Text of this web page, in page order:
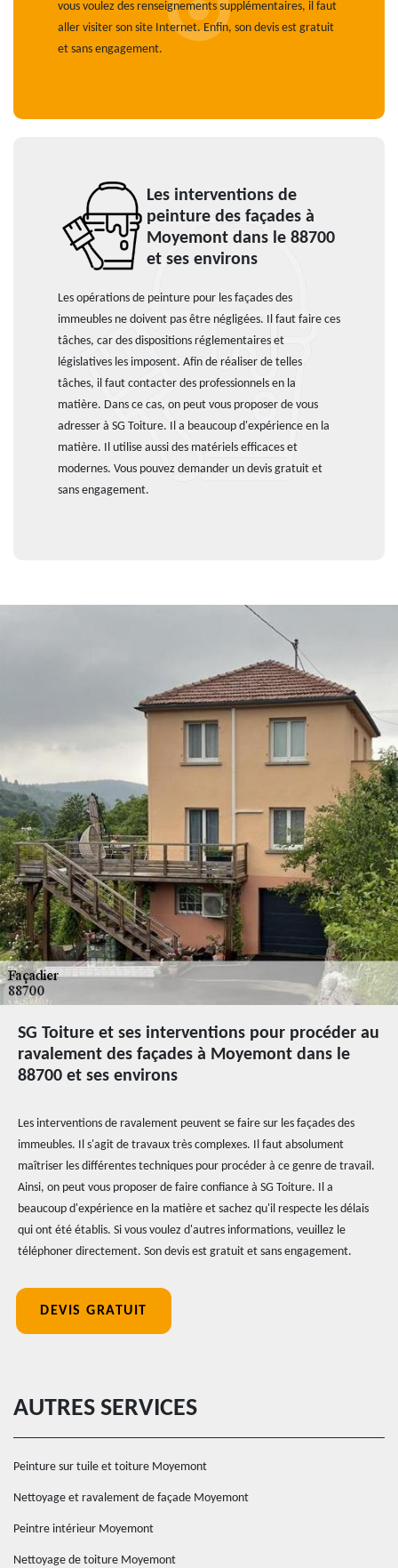
vous voulez des renseignements supplémentaires, il faut
aller visiter son site Internet. Enfin, son devis est gratuit
et sans engagement.
Les interventions de
peinture des façades à
Moyemont dans le 88700
et ses environs
Les opérations de peinture pour les façades des
immeubles ne doivent pas être négligées. Il faut faire ces
tâches, car des dispositions réglementaires et
législatives les imposent. Afin de réaliser de telles
tâches, il faut contacter des professionnels en la
matière. Dans ce cas, on peut vous proposer de vous
adresser à SG Toiture. Il a beaucoup d'expérience en la
matière. Il utilise aussi des matériels efficaces et
modernes. Vous pouvez demander un devis gratuit et
sans engagement.
SG Toiture et ses interventions pour procéder au
ravalement des façades à Moyemont dans le
88700 et ses environs
Les interventions de ravalement peuvent se faire sur les façades des
immeubles. Il s'agit de travaux très complexes. Il faut absolument
maîtriser les différentes techniques pour procéder à ce genre de travail.
Ainsi, on peut vous proposer de faire confiance à SG Toiture. Il a
beaucoup d'expérience en la matière et sachez qu'il respecte les délais
qui ont été établis. Si vous voulez d'autres informations, veuillez le
téléphoner directement. Son devis est gratuit et sans engagement.
DEVIS GRATUIT
AUTRES SERVICES
Peinture sur tuile et toiture Moyemont
Nettoyage et ravalement de façade Moyemont
Peintre intérieur Moyemont
Nettoyage de toiture Moyemont